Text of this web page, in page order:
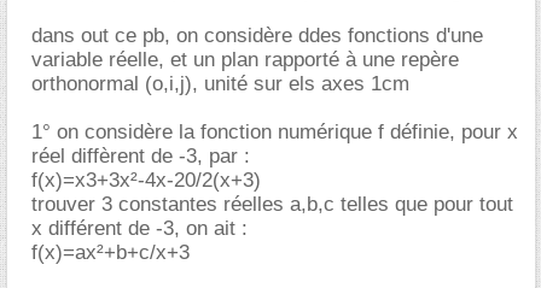
dans out ce pb, on considère ddes fonctions d'une
variable réelle, et un plan rapporté à une repère
orthonormal (o,i,j), unité sur els axes 1cm
1° on considère la fonction numérique f définie, pour x
réel diffèrent de -3, par :
f(x)=x3+3x²-4x-20/2(x+3)
trouver 3 constantes réelles a,b,c telles que pour tout
x différent de -3, on ait :
f(x)=ax²+b+c/x+3